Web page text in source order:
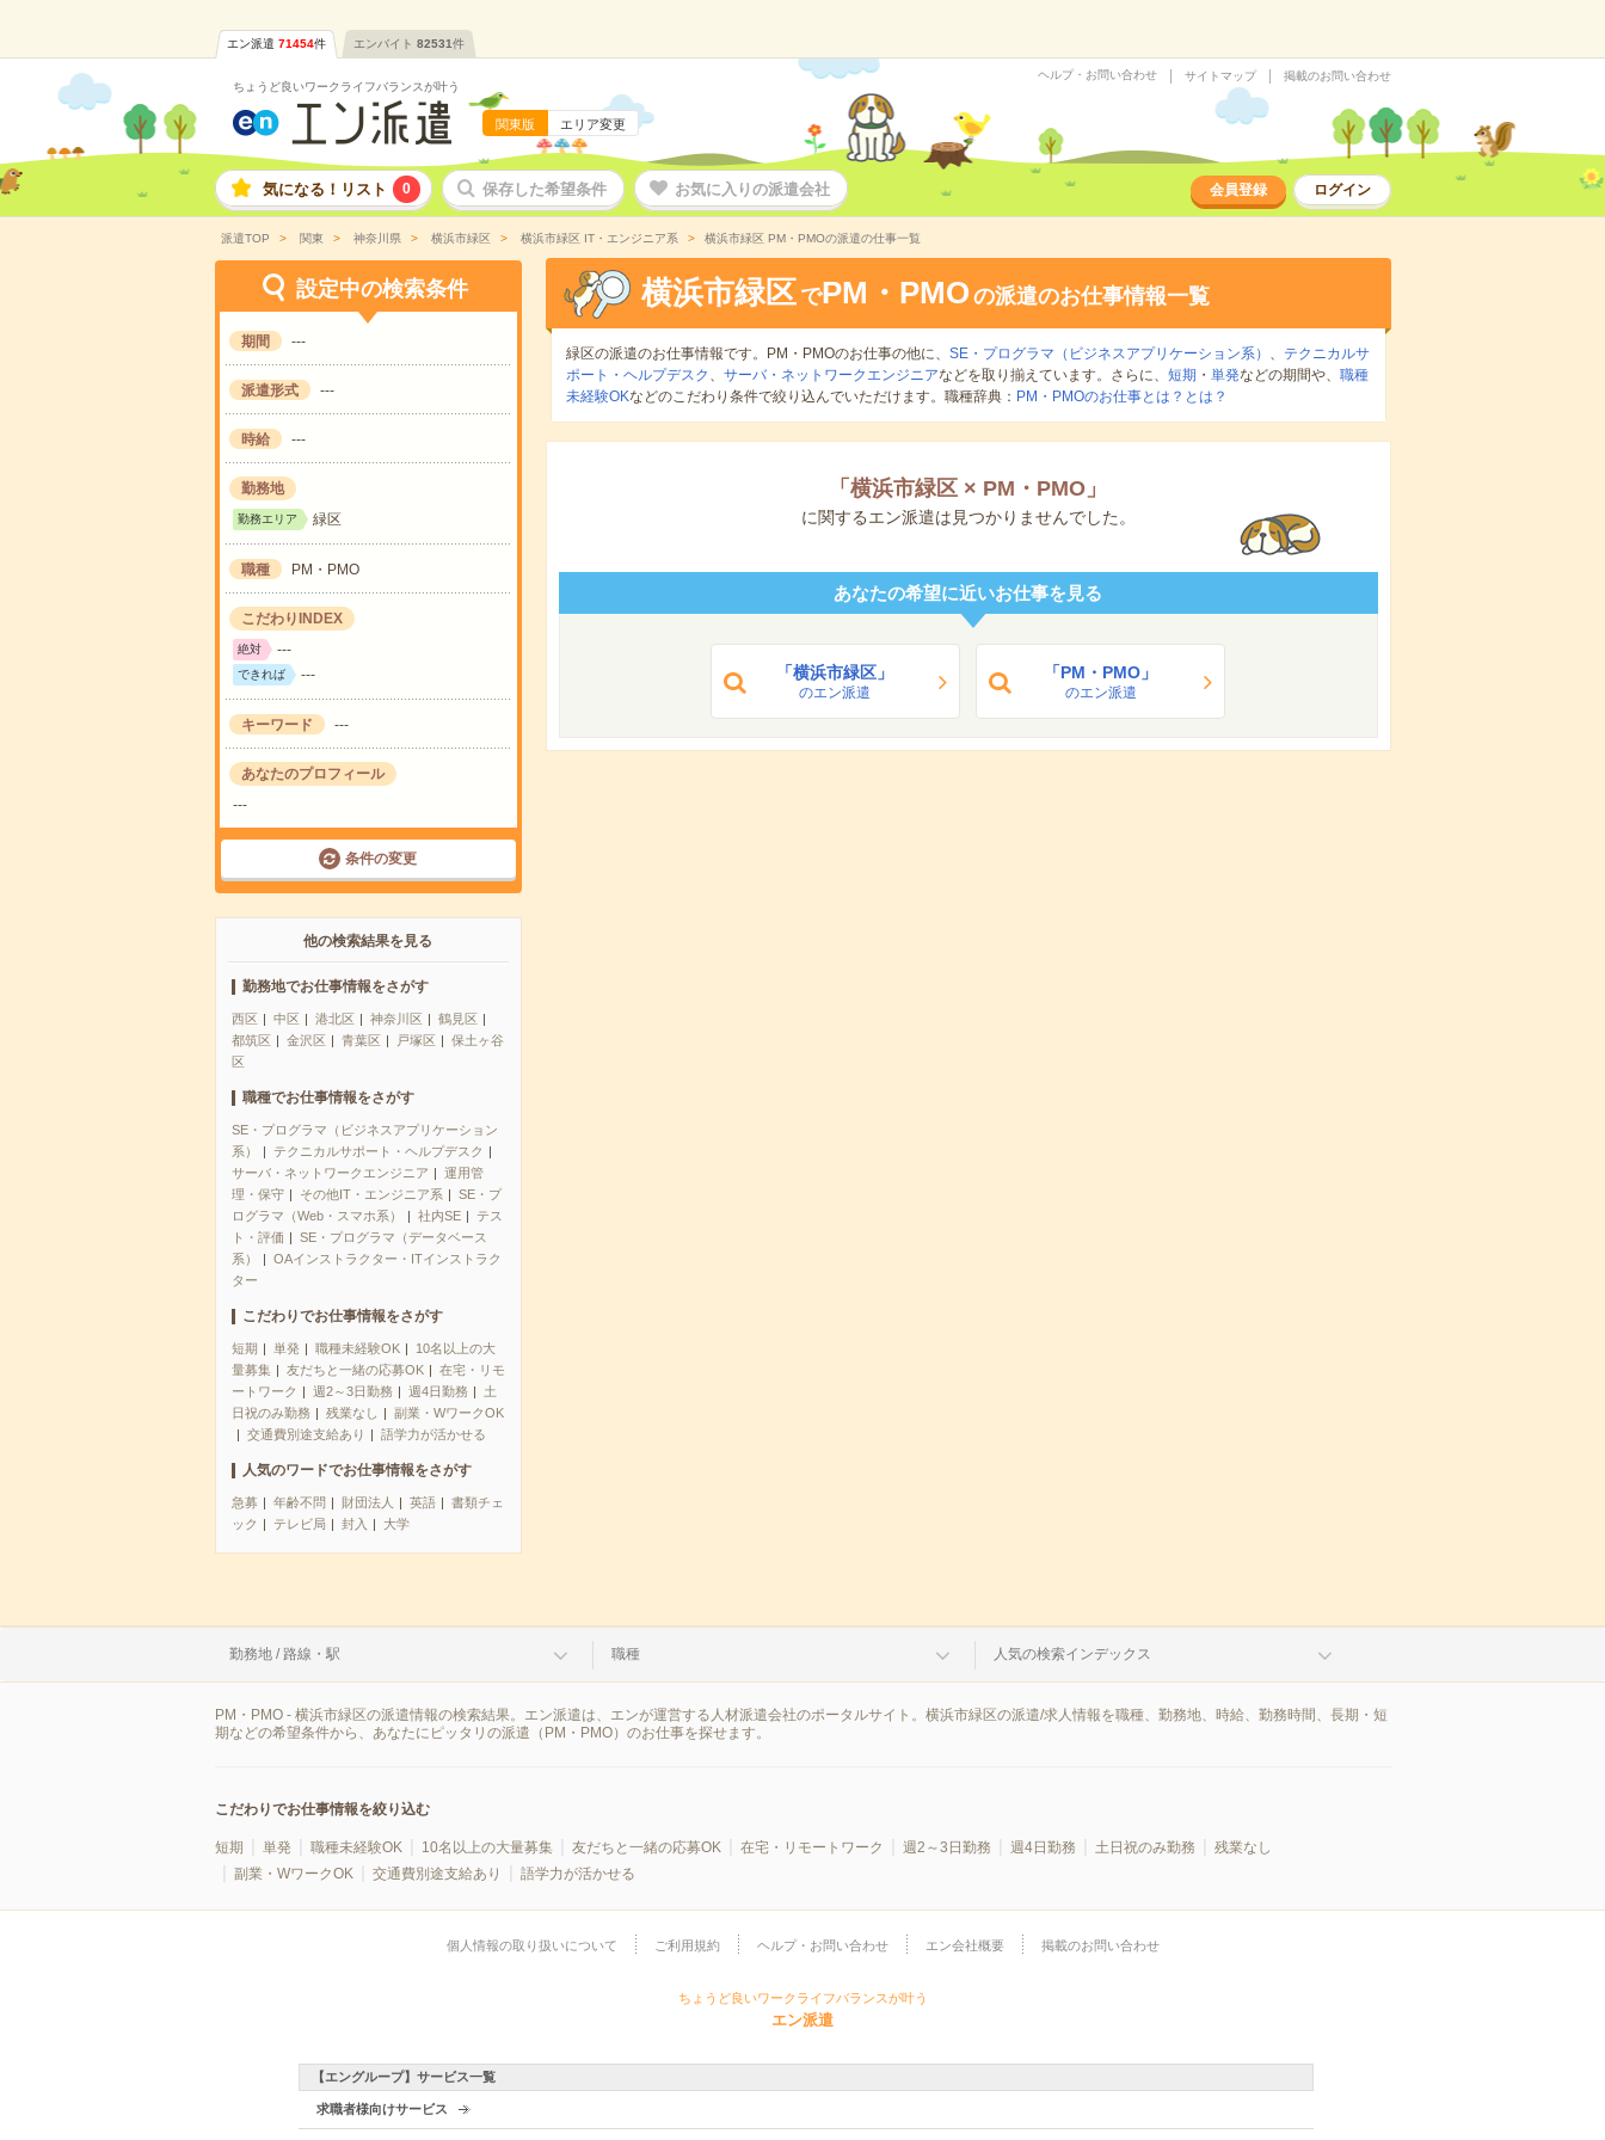
エン派遣 71454件 エンバイト 82531件
ちょうど良いワークライフバランスが叶う
関東版 エリア変更
ヘルプ・お問い合わせ サイトマップ 掲載のお問い合わせ
気になる！リスト 0 保存した希望条件 お気に入りの派遣会社 会員登録 ログイン
派遣TOP 関東 神奈川県 横浜市緑区 横浜市緑区 IT・エンジニア系 横浜市緑区 PM・PMOの派遣の仕事一覧
設定中の検索条件
期間 ---
派遣形式 ---
時給 ---
勤務地
勤務エリア 緑区
職種 PM・PMO
こだわりINDEX
絶対 ---
できれば ---
キーワード ---
あなたのプロフィール
---
条件の変更
他の検索結果を見る
勤務地でお仕事情報をさがす
西区 中区 港北区 神奈川区
鶴見区
都筑区
金沢区 青葉区 戸塚区
保土ヶ谷
区
職種でお仕事情報をさがす
SE・プログラマ（ビジネスアプリケーション
系）
テクニカルサポート・ヘルプデスク
サーバ・ネットワークエンジニア
運用管
理・保守
その他IT・エンジニア系
SE・プ
ログラマ（Web・スマホ系）
社内SE
テス
ト・評価
SE・プログラマ（データベース
系）
OAインストラクター・ITインストラク
ター
こだわりでお仕事情報をさがす
短期 単発 職種未経験OK
10名以上の大
量募集
友だちと一緒の応募OK
在宅・リモ
ートワーク
週2～3日勤務 週4日勤務
土
日祝のみ勤務
残業なし
副業・WワークOK
交通費別途支給あり
語学力が活かせる
人気のワードでお仕事情報をさがす
急募 年齢不問 財団法人 英語
書類チェ
ック
テレビ局 封入 大学
横浜市緑区 でPM・PMO の派遣のお仕事情報一覧
緑区の派遣のお仕事情報です。PM・PMOのお仕事の他に、 SE・プログラマ（ビジネスアプリケーション系） 、
テクニカルサ
ポート・ヘルプデスク 、 サーバ・ネットワークエンジニアなどを取り揃えています。さらに、 短期 ・ 単発などの期間や、 職種
未経験OKなどのこだわり条件で絞り込んでいただけます。職種辞典： PM・PMOのお仕事とは？とは？
「 横浜市緑区 × PM・PMO 」
に関するエン派遣は見つかりませんでした。
あなたの希望に近いお仕事を見る
「横浜市緑区」
のエン派遣
「PM・PMO」
のエン派遣
勤務地 / 路線・駅 職種 人気の検索インデックス
PM・PMO - 横浜市緑区の派遣情報の検索結果。エン派遣は、エンが運営する人材派遣会社のポータルサイト。横浜市緑区の派遣/求人情報を職種、勤務地、時給、勤務時間、長期・短
期などの希望条件から、あなたにピッタリの派遣（PM・PMO）のお仕事を探せます。
こだわりでお仕事情報を絞り込む
短期 単発 職種未経験OK 10名以上の大量募集 友だちと一緒の応募OK 在宅・リモートワーク 週2～3日勤務 週4日勤務 土日祝のみ勤務
残業なし
副業・WワークOK
交通費別途支給あり 語学力が活かせる
個人情報の取り扱いについて ご利用規約 ヘルプ・お問い合わせ エン会社概要 掲載のお問い合わせ
ちょうど良いワークライフバランスが叶う
エン派遣
【エングループ】サービス一覧
求職者様向けサービス